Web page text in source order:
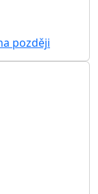
později